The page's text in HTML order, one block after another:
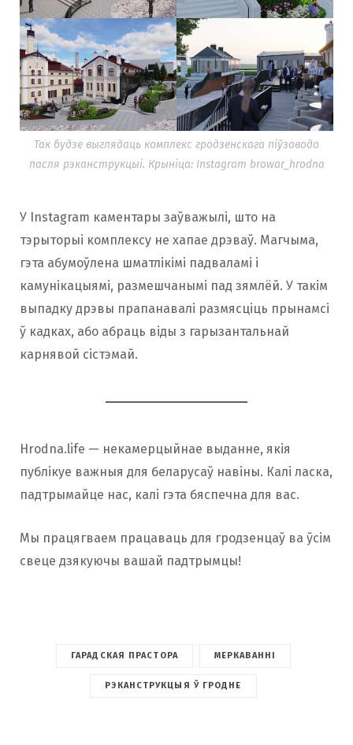
Так будзе выглядаць комплекс гродзенскага піўзавода
пасля рэканструкцыі. Крыніца: Instagram browar_hrodna
У Instagram каментары заўважылі, што на
тэрыторыі комплексу не хапае дрэваў. Магчыма,
гэта абумоўлена шматлікімі падваламі і
камунікацыямі, размешчанымі пад зямлёй. У такім
выпадку дрэвы прапанавалі размясціць прынамсі
ў кадках, або абраць віды з гарызантальнай
карнявой сістэмай.
Hrodna.life — некамерцыйнае выданне, якія
публікуе важныя для беларусаў навіны. Калі ласка,
падтрымайце нас, калі гэта бяспечна для вас.
Мы працягваем працаваць для гродзенцаў ва ўсім
свеце дзякуючы вашай падтрымцы!
ГАРАДСКАЯ ПРАСТОРА МЕРКАВАННІ
РЭКАНСТРУКЦЫЯ Ў ГРОДНЕ